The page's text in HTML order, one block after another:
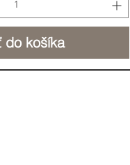
do košíka